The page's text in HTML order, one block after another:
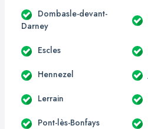
Dombasle-devant-
Darney
Escles
Hennezel
Lerrain
Pont-lès-Bonfays